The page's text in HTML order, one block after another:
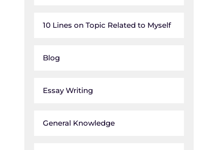
10 Lines on Topic Related to Myself
Blog
Essay Writing
General Knowledge